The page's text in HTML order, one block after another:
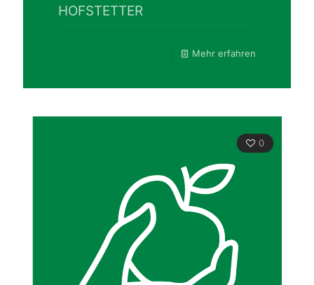
HOFSTETTER
Mehr erfahren
0